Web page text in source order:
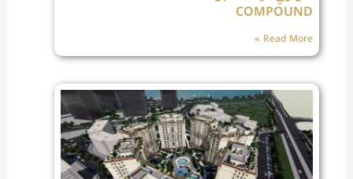
COMPOUND
Read More »